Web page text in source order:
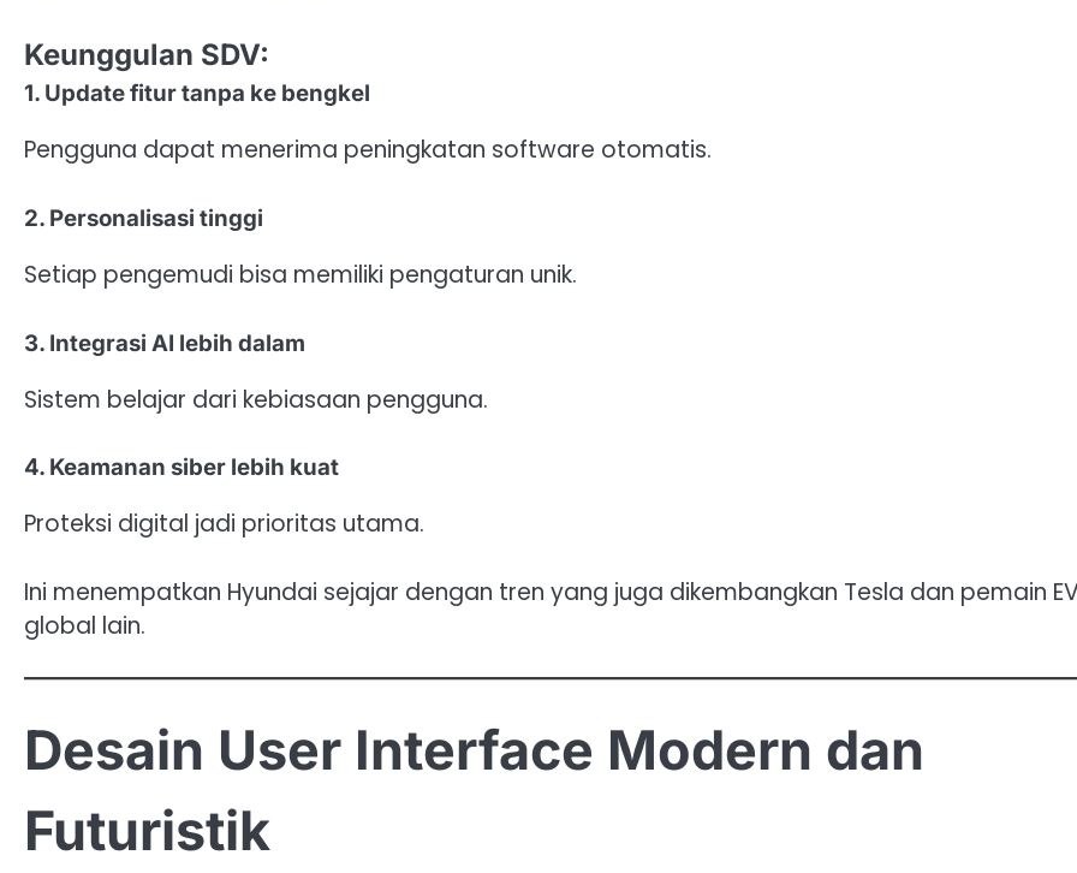
Keunggulan SDV:
1. Update fitur tanpa ke bengkel
Pengguna dapat menerima peningkatan software otomatis.
2. Personalisasi tinggi
Setiap pengemudi bisa memiliki pengaturan unik.
3. Integrasi AI lebih dalam
Sistem belajar dari kebiasaan pengguna.
4. Keamanan siber lebih kuat
Proteksi digital jadi prioritas utama.
Ini menempatkan Hyundai sejajar dengan tren yang juga dikembangkan Tesla dan pemain
global lain.
Desain User Interface Modern dan
Futuristik